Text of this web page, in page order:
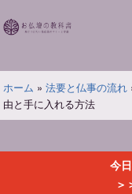
ン
ツ
へ
ス
お
壇
の
教
ホーム » 法要と仏事の流れ
由と手に入れる方法
今
＞